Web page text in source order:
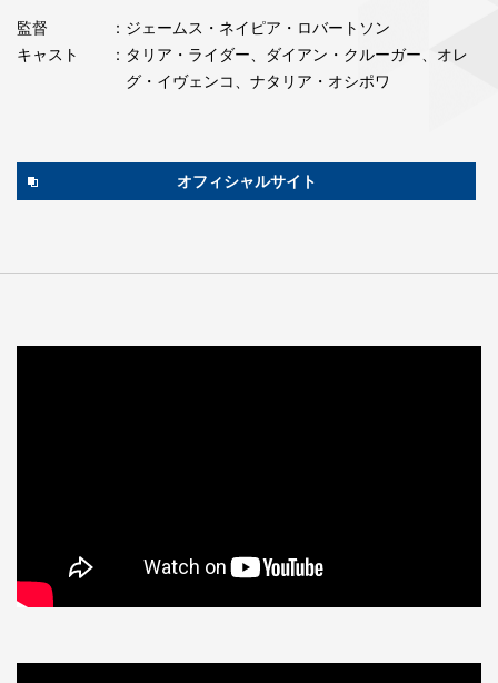
監督
：ジェームス・ネイピア・ロバートソン
キャスト
：タリア・ライダー、ダイアン・クルーガー、オレ
グ・イヴェンコ、ナタリア・オシポワ
オフィシャルサイト